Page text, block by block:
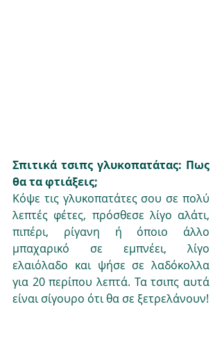
Σπιτικά τσιπς γλυκοπατάτας: Πως
θα τα φτιάξεις;
Κόψε τις γλυκοπατάτες σου σε πολύ
λεπτές φέτες, πρόσθεσε λίγο αλάτι,
πιπέρι, ρίγανη ή όποιο άλλο
μπαχαρικό σε εμπνέει, λίγο
ελαιόλαδο και ψήσε σε λαδόκολλα
για 20 περίπου λεπτά. Τα τσιπς αυτά
είναι σίγουρο ότι θα σε ξετρελάνουν!